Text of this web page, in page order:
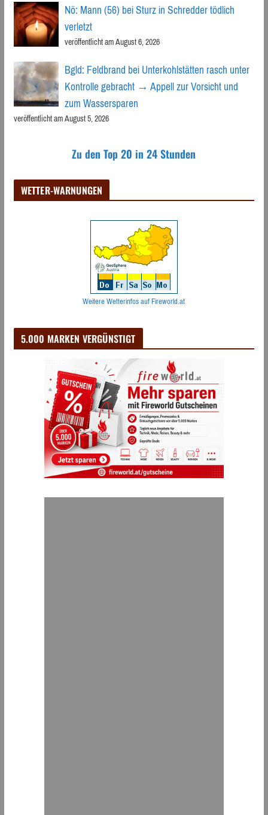
Nö: Mann (56) bei Sturz in Schredder tödlich
verletzt
veröffentlicht am August 6, 2026
Bgld: Feldbrand bei Unterkohlstätten rasch unter
Kontrolle gebracht → Appell zur Vorsicht und
zum Wassersparen
veröffentlicht am August 5, 2026
Zu den Top 20 in 24 Stunden
WETTER-WARNUNGEN
Weitere Wetterinfos auf Fireworld.at
5.000 MARKEN VERGÜNSTIGT